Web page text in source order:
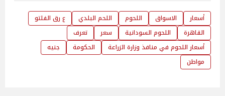
أسعار الاسواق اللحوم اللحم البلدي
ع رق الفلتو
القاهرة
اللحوم السودانية سعر
تعرف
أسعار اللحوم في منافذ وزارة الزراعة
الحكومة
جنيه
مواطن